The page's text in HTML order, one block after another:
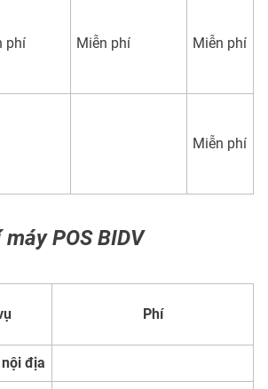
phí Miễn phí Miễn phí
Miễn phí
POS BIDV
Phí
địa